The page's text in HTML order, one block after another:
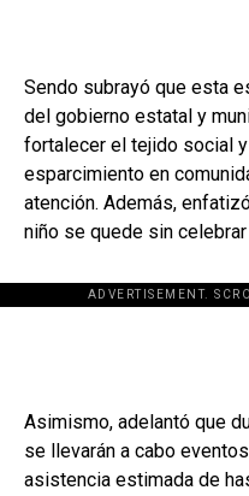
Sendo subrayó que esta
del gobierno estatal y
fortalecer el tejido social
esparcimiento en
atención. Además,
niño se quede sin celebrar
ADVERTISEMENT.
Asimismo, adelantó que
se llevarán a cabo
asistencia estimada de